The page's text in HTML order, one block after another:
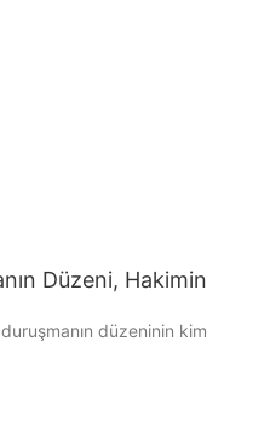
Düzeni, Hakimin
düzeninin kim